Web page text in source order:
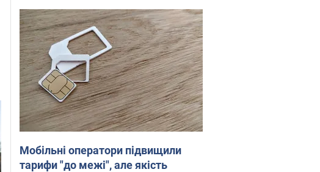
Мобільні оператори підвищили
тарифи "до межі", але якість